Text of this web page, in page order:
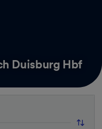
Duisburg Hbf